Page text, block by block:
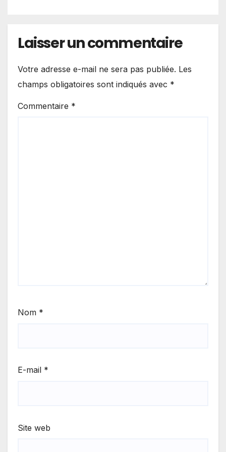
Laisser un commentaire
Votre adresse e-mail ne sera pas publiée. Les
champs obligatoires sont indiqués avec *
Commentaire *
Nom *
E-mail *
Site web